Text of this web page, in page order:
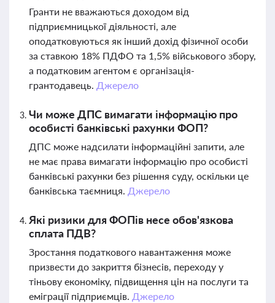
Гранти не вважаються доходом від
підприємницької діяльності, але
оподатковуються як інший дохід фізичної особи
за ставкою 18% ПДФО та 1,5% військового збору,
а податковим агентом є організація-
грантодавець. Джерело
Чи може ДПС вимагати інформацію про
особисті банківські рахунки ФОП?
ДПС може надсилати інформаційні запити, але
не має права вимагати інформацію про особисті
банківські рахунки без рішення суду, оскільки це
банківська таємниця. Джерело
Які ризики для ФОПів несе обов'язкова
сплата ПДВ?
Зростання податкового навантаження може
призвести до закриття бізнесів, переходу у
тіньову економіку, підвищення цін на послуги та
еміграції підприємців. Джерело